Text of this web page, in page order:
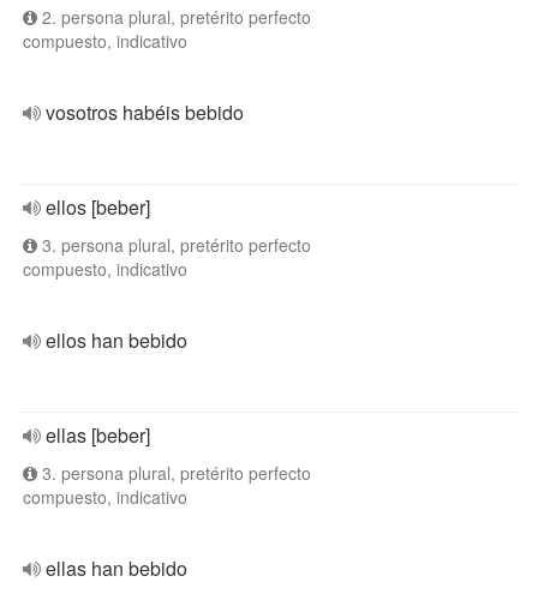
2. persona plural, pretérito perfecto
compuesto, indicativo
vosotros habéis bebido
ellos [beber]
3. persona plural, pretérito perfecto
compuesto, indicativo
ellos han bebido
ellas [beber]
3. persona plural, pretérito perfecto
compuesto, indicativo
ellas han bebido